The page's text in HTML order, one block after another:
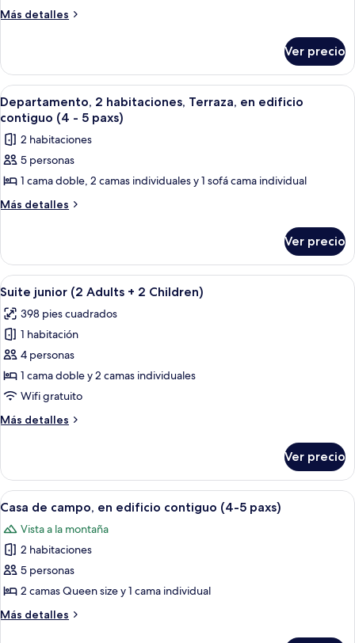
1
en
edificio
contiguo
(2
-
3
paxs)
Más detalles
Más
1
habitación,
Terraza,
en
edificio
contiguo
(2
3
paxs)
Ver precio
Abrir
todas
las
fotos
de
Departamento,
2
en
edificio
contiguo
(4
-
5
paxs)
Una sala de estar con chimenea,
16
Departamento, 2 habitaciones, Terraza, en edificio
contiguo (4 - 5 paxs)
2 habitaciones
5 personas
1 cama doble, 2 camas individuales y 1 sofá cama individual
Más detalles
Más
2
habitaciones,
Terraza,
edificio
contiguo
(4
-
5
paxs)
Ver precio
Abrir
todas
las
fotos
de
Suite
junior
Adults
Children)
Una escalera que sube a un
16
Suite junior (2 Adults + 2 Children)
398 pies cuadrados
1 habitación
4 personas
1 cama doble y 2 camas individuales
Wifi gratuito
Más detalles
Más
junior
(2
Adults
2
Children)
Ver precio
Abrir
todas
las
fotos
de
Casa
de
campo,
Caja de seguridad en la habitación,
19
Casa de campo, en edificio contiguo (4-5 paxs)
Vista a la montaña
2 habitaciones
5 personas
2 camas Queen size y 1 cama individual
Más detalles
Más